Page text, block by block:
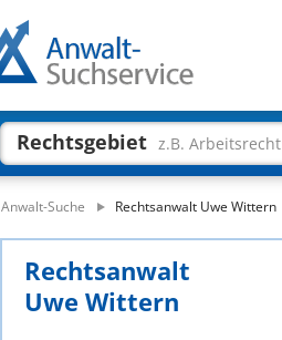
Rechtsgebiet z.B. Arbeitsrecht
Anwalt-Suche Rechtsanwalt Uwe Wittern
Rechtsanwalt
Uwe Wittern